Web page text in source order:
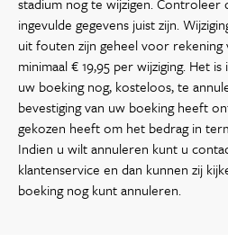
ingevulde gegevens juist zijn.
uit fouten zijn geheel voor
minimaal € 19,95 per wijziging. Het
uw boeking nog, kosteloos, te
bevestiging van uw boeking heeft
gekozen heeft om het bedrag in
Indien u wilt annuleren kunt u
klantenservice en dan kunnen zij
boeking nog kunt annuleren.